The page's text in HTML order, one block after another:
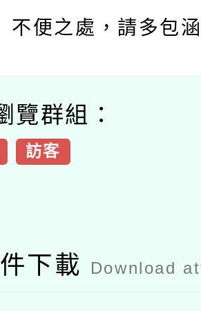
不便之處，請多包
覽群組：
訪客
下載 Download